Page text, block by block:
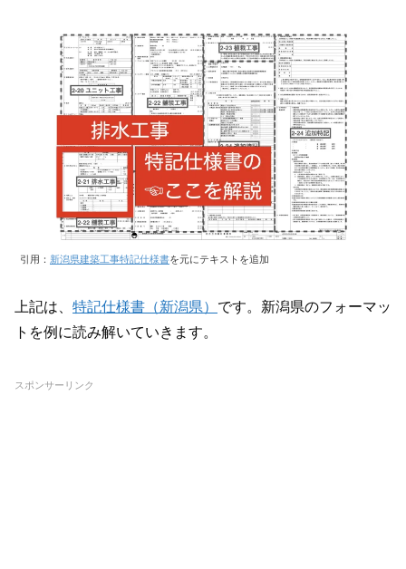
引用： 新潟県建築工事特記仕様書を元にテキストを追加
上記は、 特記仕様書（新潟県） です。新潟県のフォーマッ
トを例に読み解いていきます。
スポンサーリンク